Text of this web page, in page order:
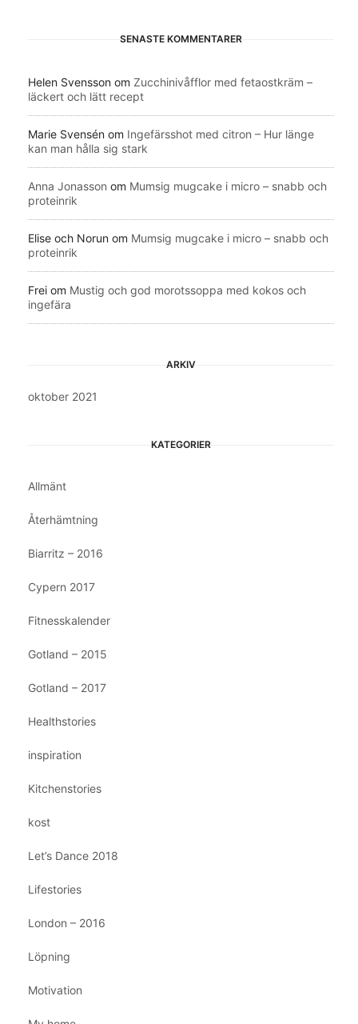
SENASTE KOMMENTARER
Helen Svensson om Zucchinivåfflor med fetaostkräm –
läckert och lätt recept
Marie Svensén om Ingefärsshot med citron – Hur länge
kan man hålla sig stark
Anna Jonasson om Mumsig mugcake i micro – snabb och
proteinrik
Elise och Norun om Mumsig mugcake i micro – snabb och
proteinrik
Frei om Mustig och god morotssoppa med kokos och
ingefära
ARKIV
oktober 2021
KATEGORIER
Allmänt
Återhämtning
Biarritz – 2016
Cypern 2017
Fitnesskalender
Gotland – 2015
Gotland – 2017
Healthstories
inspiration
Kitchenstories
kost
Let’s Dance 2018
Lifestories
London – 2016
Löpning
Motivation